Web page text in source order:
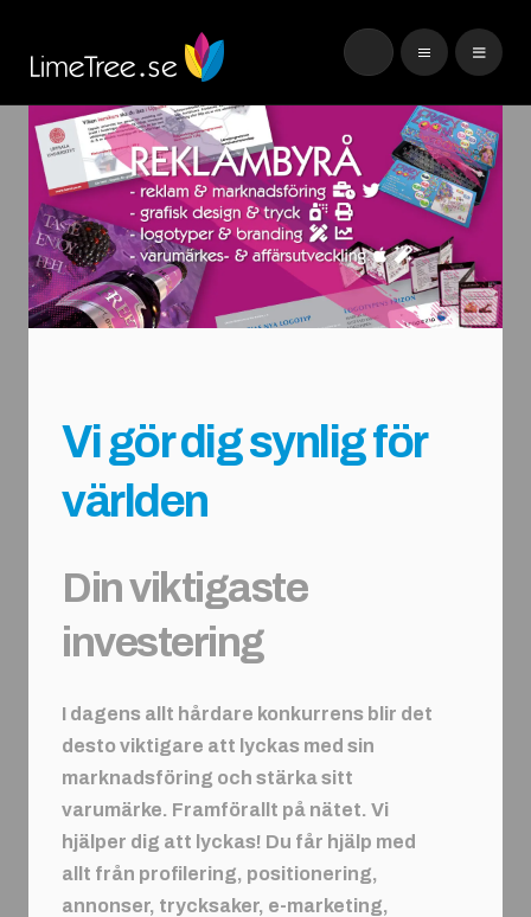
Vi gör dig synlig för
världen
Din viktigaste
investering
I dagens allt hårdare konkurrens blir det
desto viktigare att lyckas med sin
marknadsföring och stärka sitt
varumärke. Framförallt på nätet. Vi
hjälper dig att lyckas! Du får hjälp med
allt från profilering, positionering,
annonser, trycksaker, e-marketing,